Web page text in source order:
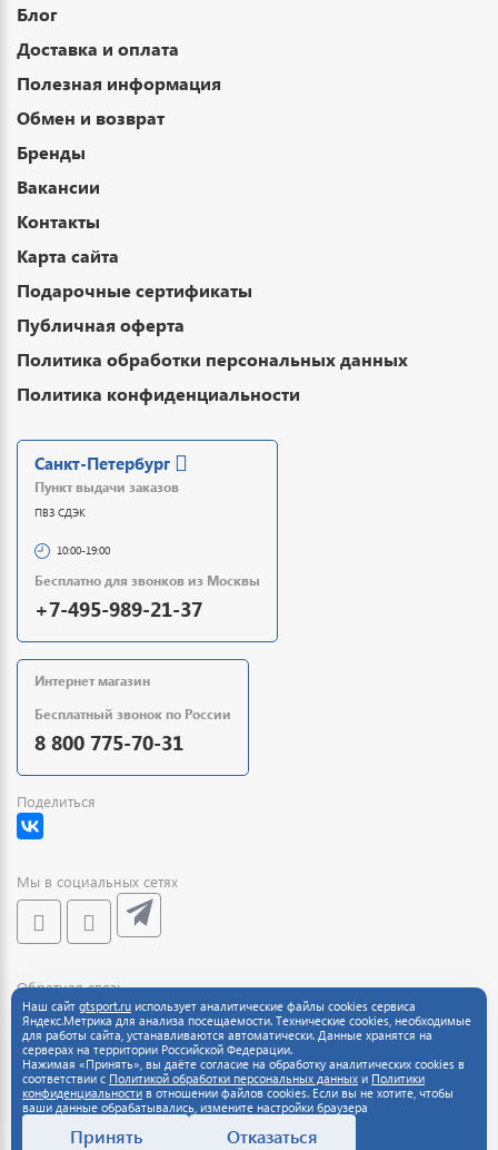
Блог
Доставка и оплата
Полезная информация
Обмен и возврат
Бренды
Вакансии
Контакты
Карта сайта
Подарочные сертификаты
Публичная оферта
Политика обработки персональных данных
Политика конфиденциальности
Санкт-Петербург
Пункт выдачи заказов
ПВЗ СДЭК
10:00-19:00
Бесплатно для звонков из Москвы
+7-495-989-21-37
Интернет магазин
Бесплатный звонок по России
8 800 775-70-31
Поделиться
Мы в социальных сетях
Обратная связь
Наш сайт gtsport.ru использует аналитические файлы cookies сервиса
Яндекс.Метрика для анализа посещаемости. Технические cookies, необходимые
для работы сайта, устанавливаются автоматически. Данные хранятся на
серверах на территории Российской Федерации.
Нажимая «Принять», вы даёте согласие на обработку аналитических cookies в
соответствии с Политикой обработки персональных данных и Политики
конфиденциальности в отношении файлов cookies. Если вы не хотите, чтобы
ваши данные обрабатывались, измените настройки браузера
Принять Отказаться